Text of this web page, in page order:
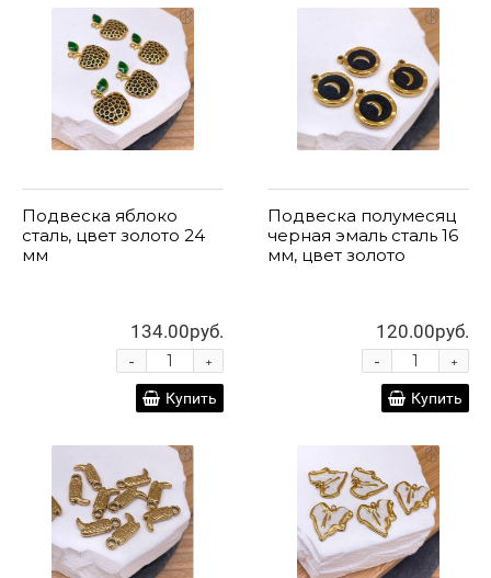
Подвеска яблоко
сталь, цвет золото 24
мм
134.00руб.
+
-
Купить
Подвеска полумесяц
черная эмаль сталь 16
мм, цвет золото
120.00руб.
+
-
Купить